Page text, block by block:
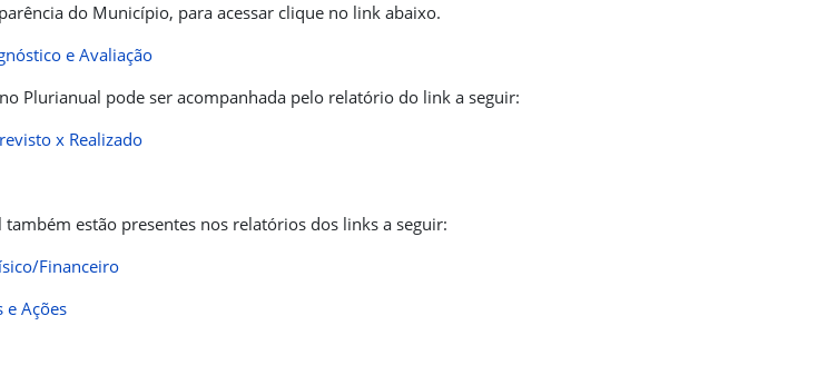
do Município, para acessar clique no link abaixo.
e Avaliação
Plurianual pode ser acompanhada pelo relatório do link a seguir:
x Realizado
estão presentes nos relatórios dos links a seguir:
Financeiro
Ações